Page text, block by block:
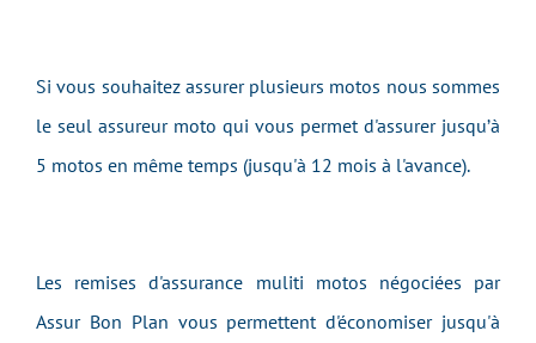
Si vous souhaitez assurer plusieurs motos nous sommes
le seul assureur moto qui vous permet d'assurer jusqu’à
5 motos en même temps (jusqu'à 12 mois à l'avance).
Les remises d'assurance muliti motos négociées par
Assur Bon Plan vous permettent d'économiser jusqu'à